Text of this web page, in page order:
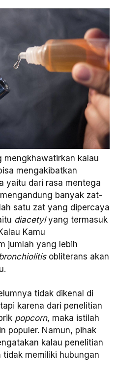
mengkhawatirkan kalau
mengakibatkan
yaitu dari rasa mentega
banyak zat-
satu zat yang dipercaya
diacetylyang termasuk
Kamu
jumlah yang lebih
obliterans akan
tidak dikenal di
karena dari penelitian
popcorn, maka istilah
populer. Namun, pihak
kalau penelitian
memiliki hubungan